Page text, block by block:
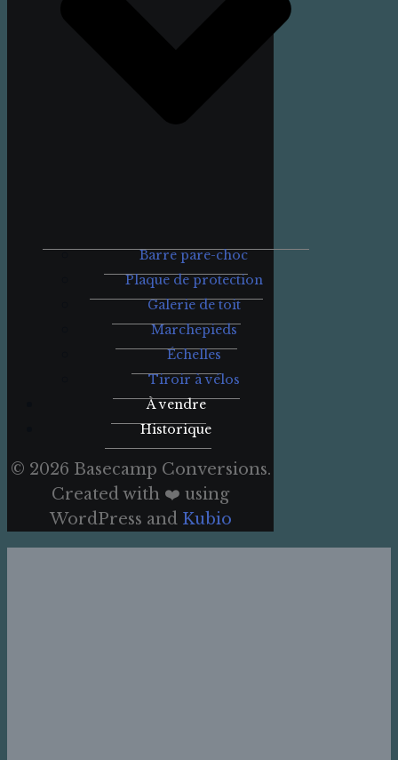
Barre pare-choc
Plaque de protection
Galerie de toit
Marchepieds
Échelles
Tiroir à vélos
À vendre
Historique
© 2026 Basecamp Conversions.
Created with ❤️ using
WordPress and Kubio